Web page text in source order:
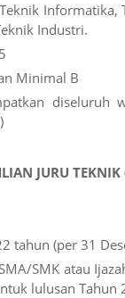
Informatika,
Industri.
Minimal B
diseluruh
JURU TEKNIK
tahun (per 31
SMK atau
lulusan Tahun